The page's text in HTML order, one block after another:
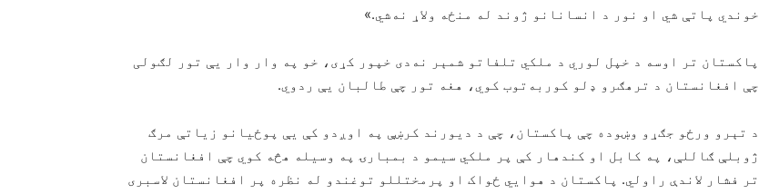
خوندي پاتې شي او نور د انسانانو ژوند له منځه ولاړ نه‌شي.»
پاکستان تر اوسه د خپل لوري د ملکي تلفاتو شمېر نه‌دی خپور کړی، خو په وار وار یې تور لګولی
چې افغانستان د ترهګرو ډلو کوربه‌توب کوي، هغه تور چې طالبان یې ردوي.
د تېرو ورځو جګړو وښوده چې پاکستان، چې د دیورند کرښې په اوږدو کې یې پوځیانو زیاتې مرګ
ژوبلې ګاللې، په کابل او کندهار کې پر ملکي سیمو د بمبارۍ په وسیله هڅه کوي چې افغانستان
تر فشار لاندې راولي. پاکستان د هوايي ځواک او پرمختللو توغندو له نظره پر افغانستان لاسبری